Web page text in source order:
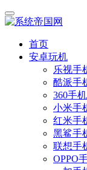
首页
安卓玩机
乐视手
酷派手
360手机
小米手
红米手
黑鲨手
联想手
OPPO